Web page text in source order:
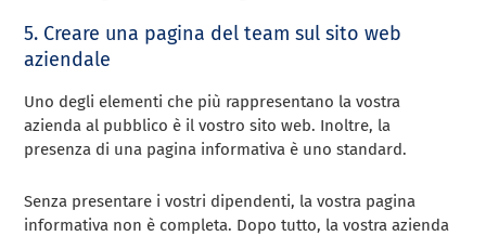
5. Creare una pagina del team sul sito web
aziendale
Uno degli elementi che più rappresentano la vostra
azienda al pubblico è il vostro sito web. Inoltre, la
presenza di una pagina informativa è uno standard.
Senza presentare i vostri dipendenti, la vostra pagina
informativa non è completa. Dopo tutto, la vostra azienda